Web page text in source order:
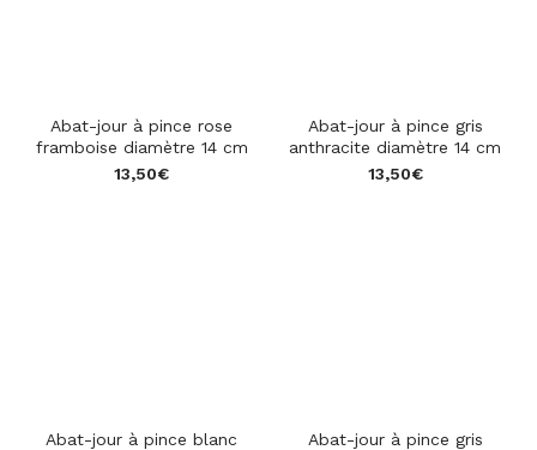
Abat-jour à pince rose
framboise diamètre 14 cm
13,50€
Abat-jour à pince gris
anthracite diamètre 14 cm
13,50€
Abat-jour à pince blanc
Abat-jour à pince gris